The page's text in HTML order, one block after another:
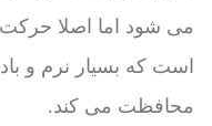
می شود اما اصلا
است که بسیار نرم و
محافظت می کند.